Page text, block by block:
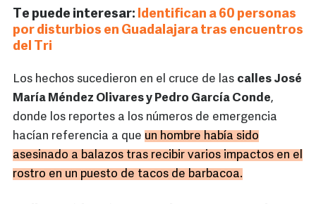
Te puede interesar: Identifican a 60 personas
por disturbios en Guadalajara tras encuentros
del Tri
Los hechos sucedieron en el cruce de las calles José
María Méndez Olivares y Pedro García Conde,
donde los reportes a los números de emergencia
hacían referencia a que un hombre había sido
asesinado a balazos tras recibir varios impactos en el
rostro en un puesto de tacos de barbacoa.